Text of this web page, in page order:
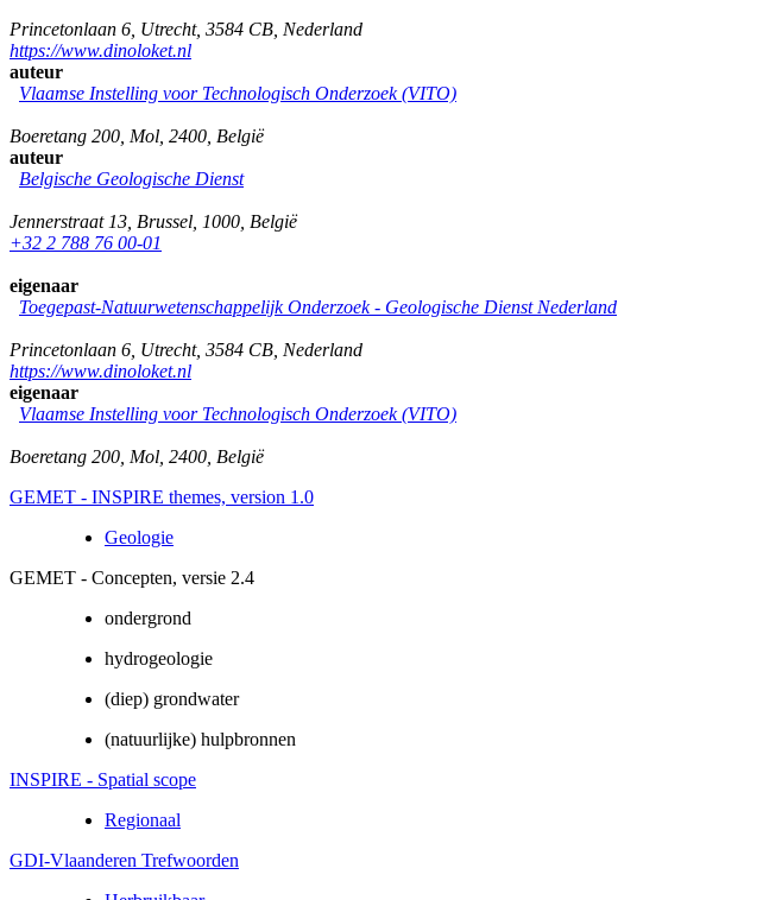
Princetonlaan 6 Utrecht, 3584 CB Nederland
https://www.dinoloket.nl
auteur
Vlaamse Instelling voor Technologisch Onderzoek (VITO)
Boeretang 200 Mol 2400 België
auteur
Belgische Geologische Dienst
Jennerstraat 13 Brussel 1000 België
+32 2 788 76 00-01
eigenaar
Toegepast-Natuurwetenschappelijk Onderzoek - Geologische Dienst Nederland
Princetonlaan 6 Utrecht, 3584 CB Nederland
https://www.dinoloket.nl
eigenaar
Vlaamse Instelling voor Technologisch Onderzoek (VITO)
Boeretang 200 Mol 2400 België
GEMET - INSPIRE themes, version 1.0
Geologie
GEMET - Concepten, versie 2.4
ondergrond
hydrogeologie
(diep) grondwater
(natuurlijke) hulpbronnen
INSPIRE - Spatial scope
Regionaal
GDI-Vlaanderen Trefwoorden